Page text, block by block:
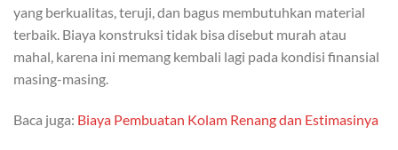
yang berkualitas, teruji, dan bagus membutuhkan material
terbaik. Biaya konstruksi tidak bisa disebut murah atau
mahal, karena ini memang kembali lagi pada kondisi finansial
masing-masing.
Baca juga: Biaya Pembuatan Kolam Renang dan Estimasinya